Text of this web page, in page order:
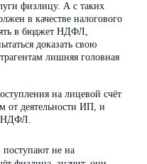
физлицу. А с таких
в качестве налогового
в бюджет НДФЛ,
доказать свою
лишняя головная
на лицевой счёт
от деятельности ИП, и
НДФЛ.
поступают не на